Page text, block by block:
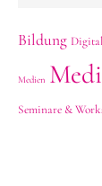
Bildung
Medien
Seminare &